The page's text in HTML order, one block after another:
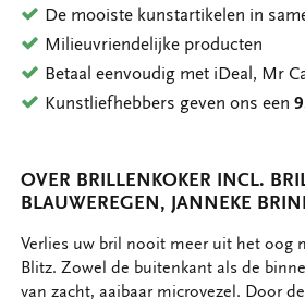
De mooiste kunstartikelen in
Milieuvriendelijke producten
Betaal eenvoudig met iDeal, Mr
Kunstliefhebbers geven ons een
OVER BRILLENKOKER INCL.
BLAUWEREGEN, JANNEKE
OMSCHRIJVING
Verlies uw bril nooit meer uit het oog
Blitz. Zowel de buitenkant als de
van zacht, aaibaar microvezel. Door